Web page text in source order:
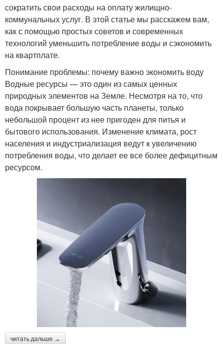
сократить свои расходы на оплату жилищно-
коммунальных услуг. В этой статье мы расскажем вам,
как с помощью простых советов и современных
технологий уменьшить потребление воды и сэкономить
на квартплате.
Понимание проблемы: почему важно экономить воду
Водные ресурсы — это один из самых ценных
природных элементов на Земле. Несмотря на то, что
вода покрывает большую часть планеты, только
небольшой процент из нее пригоден для питья и
бытового использования. Изменение климата, рост
населения и индустриализация ведут к увеличению
потребления воды, что делает ее все более дефицитным
ресурсом.
читать дальше →